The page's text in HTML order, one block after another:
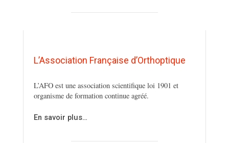
L’Association Française d’Orthoptique
L’AFO est une association scientifique loi 1901 et
organisme de formation continue agréé.
En savoir plus…